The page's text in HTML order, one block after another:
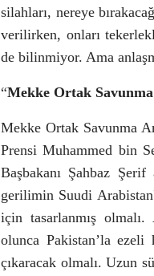
silahları, nereye
verilirken, onları
de bilinmiyor. Ama
“Mekke Ortak Savunma
Mekke Ortak Savunma
Prensi Muhammed bin
Başbakanı Şahbaz
gerilimin Suudi
için tasarlanmış
olunca Pakistan’la
çıkaracak olmalı. Uzun